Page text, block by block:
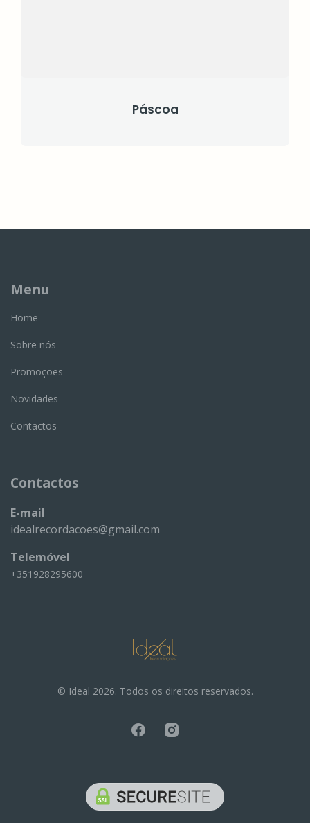
Páscoa
© Ideal 2026. Todos os direitos reservados.
Menu
Home
Sobre nós
Promoções
Novidades
Contactos
Contactos
E-mail
idealrecordacoes@gmail.com
Telemóvel
+351928295600